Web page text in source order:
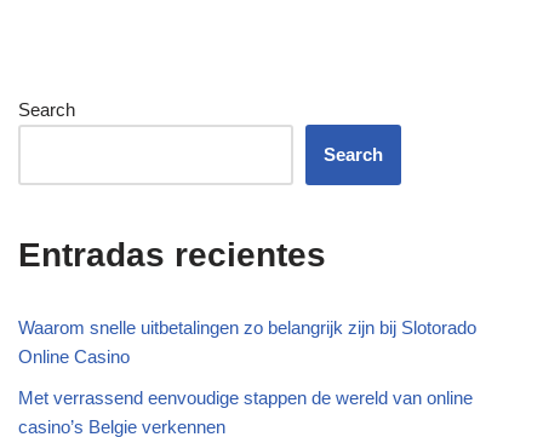
Search
Search
Entradas recientes
Waarom snelle uitbetalingen zo belangrijk zijn bij Slotorado
Online Casino
Met verrassend eenvoudige stappen de wereld van online
casino’s Belgie verkennen